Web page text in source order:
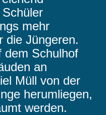
mehr
die Jüngeren.
dem Schulhof
an
Müll von der
herumliegen,
werden.